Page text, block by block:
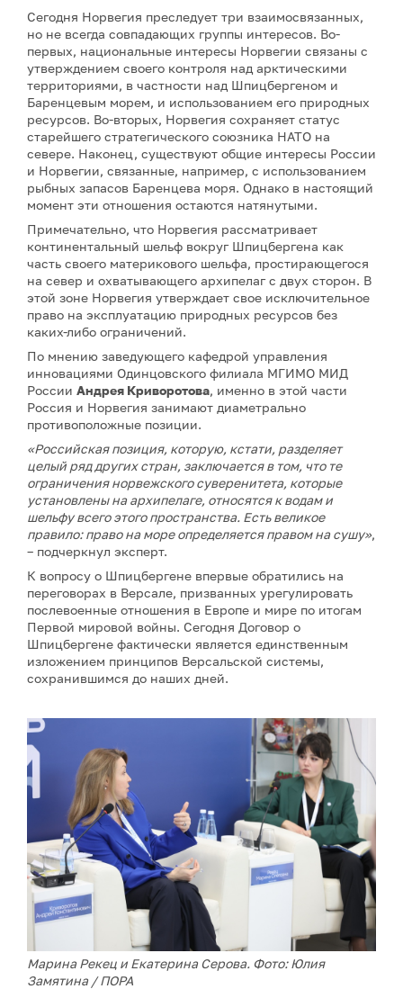
Сегодня Норвегия преследует три взаимосвязанных,
но не всегда совпадающих группы интересов. Во-
первых, национальные интересы Норвегии связаны с
утверждением своего контроля над арктическими
территориями, в частности над Шпицбергеном и
Баренцевым морем, и использованием его природных
ресурсов. Во-вторых, Норвегия сохраняет статус
старейшего стратегического союзника НАТО на
севере. Наконец, существуют общие интересы России
и Норвегии, связанные, например, с использованием
рыбных запасов Баренцева моря. Однако в настоящий
момент эти отношения остаются натянутыми.
Примечательно, что Норвегия рассматривает
континентальный шельф вокруг Шпицбергена как
часть своего материкового шельфа, простирающегося
на север и охватывающего архипелаг с двух сторон. В
этой зоне Норвегия утверждает свое исключительное
право на эксплуатацию природных ресурсов без
каких-либо ограничений.
По мнению заведующего кафедрой управления
инновациями Одинцовского филиала МГИМО МИД
России Андрея Криворотова, именно в этой части
Россия и Норвегия занимают диаметрально
противоположные позиции.
«Российская позиция, которую, кстати, разделяет
целый ряд других стран, заключается в том, что те
ограничения норвежского суверенитета, которые
установлены на архипелаге, относятся к водам и
шельфу всего этого пространства. Есть великое
правило: право на море определяется правом на сушу»,
– подчеркнул эксперт.
К вопросу о Шпицбергене впервые обратились на
переговорах в Версале, призванных урегулировать
послевоенные отношения в Европе и мире по итогам
Первой мировой войны. Сегодня Договор о
Шпицбергене фактически является единственным
изложением принципов Версальской системы,
сохранившимся до наших дней.
Марина Рекец и Екатерина Серова. Фото: Юлия
Замятина / ПОРА